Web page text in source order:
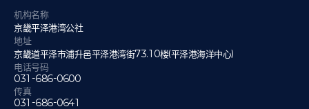
이
트
机构名称
京畿平泽港湾公社
地址
京畿道平泽市浦升邑平泽港湾街73.10楼(平泽港海洋中心)
电话号码
031-686-0600
传真
031-686-0641